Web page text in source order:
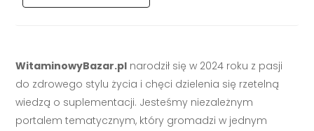
WitaminowyBazar.pl narodził się w 2024 roku z pasji
do zdrowego stylu życia i chęci dzielenia się rzetelną
wiedzą o suplementacji. Jesteśmy niezależnym
portalem tematycznym, który gromadzi w jednym